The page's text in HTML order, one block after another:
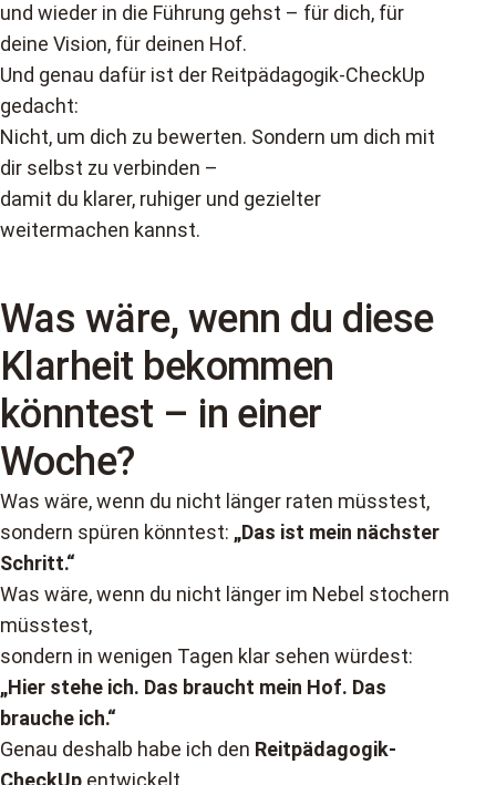
und wieder in die Führung gehst – für dich, für
deine Vision, für deinen Hof.
Und genau dafür ist der Reitpädagogik-CheckUp
gedacht:
Nicht, um dich zu bewerten. Sondern um dich mit
dir selbst zu verbinden –
damit du klarer, ruhiger und gezielter
weitermachen kannst.
Was wäre, wenn du diese
Klarheit bekommen
könntest – in einer
Woche?
Was wäre, wenn du nicht länger raten müsstest,
sondern spüren könntest: „Das ist mein nächster
Schritt.“
Was wäre, wenn du nicht länger im Nebel stochern
müsstest,
sondern in wenigen Tagen klar sehen würdest:
„Hier stehe ich. Das braucht mein Hof. Das
brauche ich.“
Genau deshalb habe ich den Reitpädagogik-
CheckUp entwickelt.